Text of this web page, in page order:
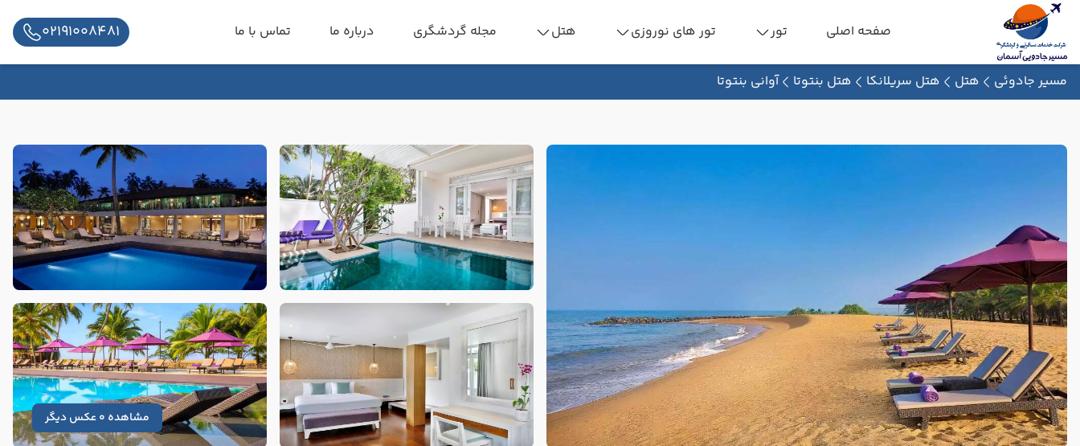
صفحه اصلی تور تور های نوروزی هتل مجله گردشگری درباره ما تماس با ما 02191008481
مسیر جادوئی هتل هتل سریلانکا هتل بنتوتا آوانی بنتوتا
مشاهده 0 عکس دیگر